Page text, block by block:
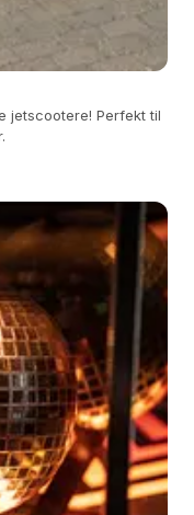
jetscootere! Perfekt til